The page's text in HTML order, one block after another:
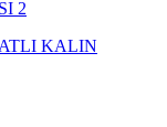
KALIN